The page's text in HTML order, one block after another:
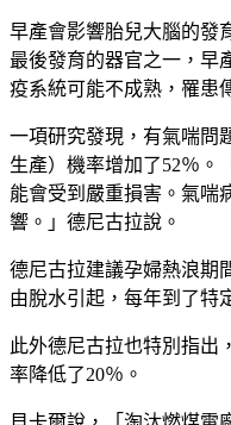
早產會影響胎兒大腦的發
最後發育的器官之一，早
疫系統可能不成熟，罹患
一項研究發現，有氣喘問
生產）機率增加了52％。
能會受到嚴重損害。氣喘
響。」德尼古拉說。
德尼古拉建議孕婦熱浪期
由脫水引起，每年到了特
此外德尼古拉也特別指出
率降低了20％。